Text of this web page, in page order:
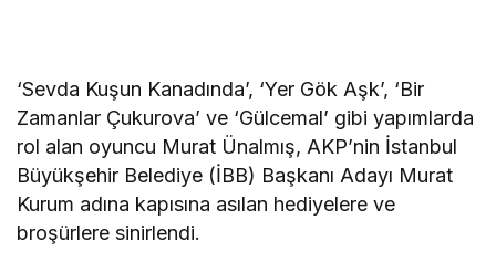
‘Sevda Kuşun Kanadında’, ‘Yer Gök Aşk’, ‘Bir
Zamanlar Çukurova’ ve ‘Gülcemal’ gibi yapımlarda
rol alan oyuncu Murat Ünalmış, AKP’nin İstanbul
Büyükşehir Belediye (İBB) Başkanı Adayı Murat
Kurum adına kapısına asılan hediyelere ve
broşürlere sinirlendi.